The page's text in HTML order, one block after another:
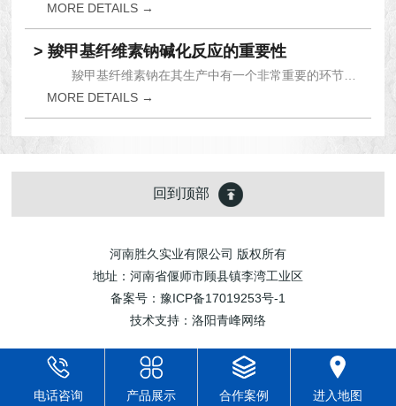
MORE DETAILS →
> 羧甲基纤维素钠碱化反应的重要性
羧甲基纤维素钠在其生产中有一个非常重要的环节就...
MORE DETAILS →
回到顶部
河南胜久实业有限公司 版权所有
地址：河南省偃师市顾县镇李湾工业区
备案号： 豫ICP备17019253号-1
技术支持： 洛阳青峰网络
电话咨询 产品展示 合作案例 进入地图